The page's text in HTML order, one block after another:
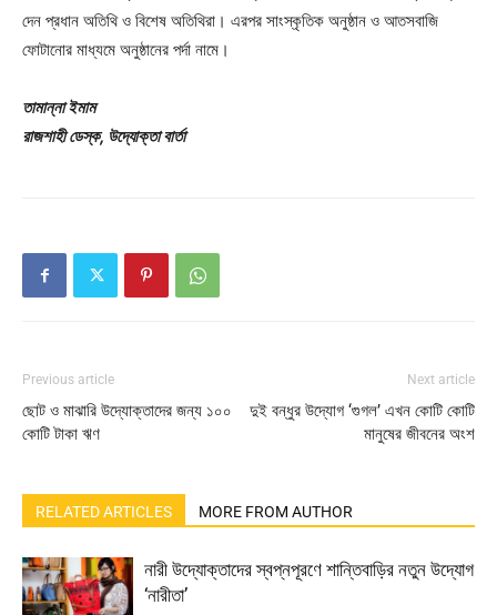
দেন প্রধান অতিথি ও বিশেষ অতিথিরা। এরপর সাংস্কৃতিক অনুষ্ঠান ও আতসবাজি
ফোটানোর মাধ্যমে অনুষ্ঠানের পর্দা নামে।
তামান্না ইমাম
রাজশাহী ডেস্ক, উদ্যোক্তা বার্তা
Previous article
ছোট ও মাঝারি উদ্যোক্তাদের জন্য ১০০
কোটি টাকা ঋণ
Next article
দুই বন্ধুর উদ্যোগ ‘গুগল’ এখন কোটি কোটি
মানুষের জীবনের অংশ
RELATED ARTICLES MORE FROM AUTHOR
নারী উদ্যোক্তাদের স্বপ্নপূরণে শান্তিবাড়ির নতুন উদ্যোগ
‘নারীতা’